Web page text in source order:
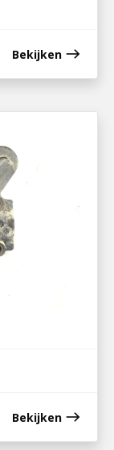
Bekijken east
Bekijken east